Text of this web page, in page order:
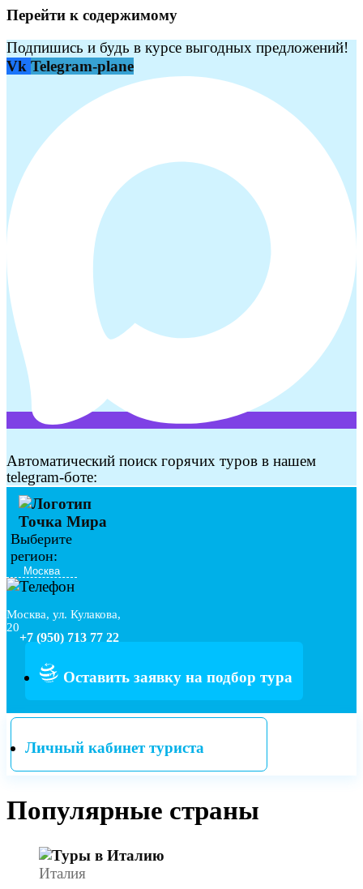
Перейти к содержимому
Подпишись и будь в курсе выгодных предложений!
Vk Telegram-plane
Автоматический поиск горячих туров в нашем
telegram-боте:
Выберите
регион:
Москва, ул. Кулакова,
20
+7 (950) 713 77 22
Оставить заявку на подбор тура
Личный кабинет туриста
Популярные страны
Италия